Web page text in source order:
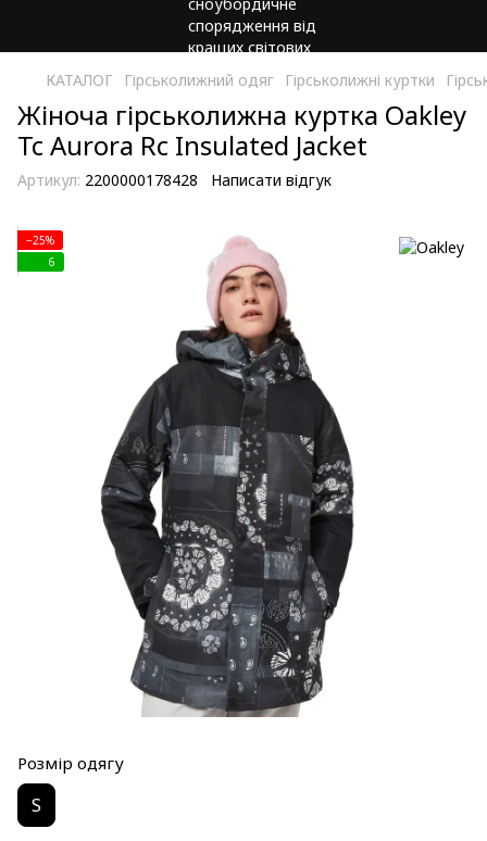
КАТАЛОГ Гірськолижний одяг Гірськолижні куртки
Жіноча гірськолижна куртка Oakley
Tc Aurora Rc Insulated Jacket
Артикул: 2200000178428 Написати відгук
−25%
6
Розмір одягу
S